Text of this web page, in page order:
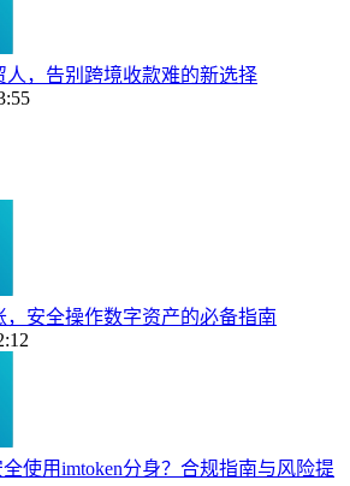
人，告别跨境收款难的新选择
，安全操作数字资产的必备指南
使用imtoken分身？合规指南与风险提